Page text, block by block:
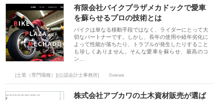
有限会社バイクプラザメカドックで愛車
を蘇らせるプロの技術とは
バイクは単なる移動手段ではなく、ライダーにとって大
切なパートナーです。しかし、長年の使用や経年劣化に
よって性能が落ちたり、トラブルが発生したりすること
も珍しくありません。そんな愛車を蘇らせ、最高のコ
ン…
[士業（専門職種）][公認会計士事務所] 0views
株式会社アブカワの土木資材販売が選ば